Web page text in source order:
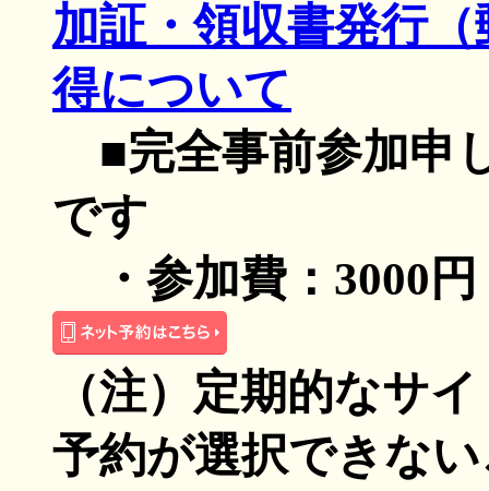
加証・領収書発行
得について
■完全事前参加申
です
・参加費：3000円
（注）定期的なサ
予約が選択できな